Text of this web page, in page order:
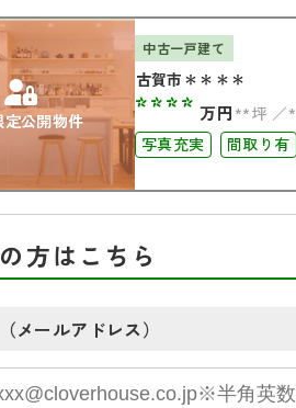
定公開物件
中古一戸建て
古賀市＊＊＊＊
**** 万円 **坪
写真充実
間取り有
方はこちら
メールアドレス）